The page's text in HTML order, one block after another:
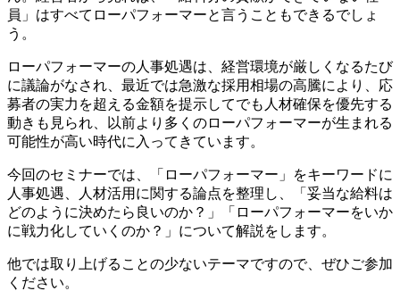
員」はすべてローパフォーマーと言うこともできるでしょ
う。
ローパフォーマーの人事処遇は、経営環境が厳しくなるたび
に議論がなされ、最近では急激な採用相場の高騰により、応
募者の実力を超える金額を提示してでも人材確保を優先する
動きも見られ、以前より多くのローパフォーマーが生まれる
可能性が高い時代に入ってきています。
今回のセミナーでは、「ローパフォーマー」をキーワードに
人事処遇、人材活用に関する論点を整理し、「妥当な給料は
どのように決めたら良いのか？」「ローパフォーマーをいか
に戦力化していくのか？」について解説をします。
他では取り上げることの少ないテーマですので、ぜひご参加
ください。